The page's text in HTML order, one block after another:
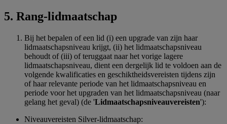
5. Rang-lidmaatschap
Bij het bepalen of een lid (i) een upgrade van zijn haar
lidmaatschapsniveau krijgt, (ii) het lidmaatschapsniveau
behoudt of (iii) of teruggaat naar het vorige lagere
lidmaatschapsniveau, dient een dergelijk lid te voldoen aan de
volgende kwalificaties en geschiktheidsvereisten tijdens zijn
of haar relevante periode van het lidmaatschapsniveau en
periode voor het upgraden van het lidmaatschapsniveau (naar
gelang het geval) (de 'Lidmaatschapsniveauvereisten'):
Niveauvereisten Silver-lidmaatschap: